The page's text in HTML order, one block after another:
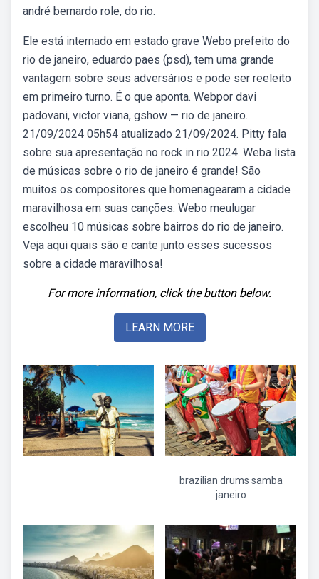
andré bernardo role, do rio.
Ele está internado em estado grave Webo prefeito do
rio de janeiro, eduardo paes (psd), tem uma grande
vantagem sobre seus adversários e pode ser reeleito
em primeiro turno. É o que aponta. Webpor davi
padovani, victor viana, gshow — rio de janeiro.
21/09/2024 05h54 atualizado 21/09/2024. Pitty fala
sobre sua apresentação no rock in rio 2024. Weba lista
de músicas sobre o rio de janeiro é grande! São
muitos os compositores que homenagearam a cidade
maravilhosa em suas canções. Webo meulugar
escolheu 10 músicas sobre bairros do rio de janeiro.
Veja aqui quais são e cante junto esses sucessos
sobre a cidade maravilhosa!
For more information, click the button below.
LEARN MORE
brazilian drums samba
janeiro